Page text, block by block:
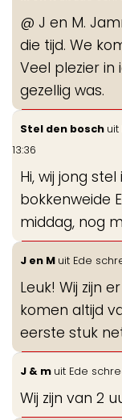
@ J en M.
die tijd. We
Veel plezier
gezellig was.
Stel den bosch uit
13:36
Hi, wij jong
bokkenweide
middag, nog
J en M uit Ede
Leuk! Wij zijn
komen altijd
eerste stuk
J & m uit Ede
Wij zijn van 2